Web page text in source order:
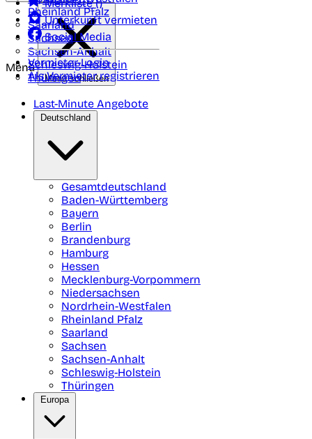
Rheinland Pfalz
Saarland
Sachsen
Sachsen-Anhalt
Schleswig-Holstein
Thüringen
Merkliste ()
Unterkunft vermieten
Social Media
Vermieter-Login
Als Vermieter registrieren
Menü
Menü schließen
Last-Minute Angebote
Deutschland
Gesamtdeutschland
Baden-Württemberg
Bayern
Berlin
Brandenburg
Hamburg
Hessen
Mecklenburg-Vorpommern
Niedersachsen
Nordrhein-Westfalen
Rheinland Pfalz
Saarland
Sachsen
Sachsen-Anhalt
Schleswig-Holstein
Thüringen
Europa